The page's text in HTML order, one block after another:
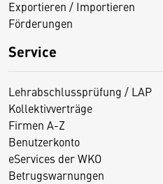
Exportieren / Importieren
Förderungen
Service
Lehrabschlussprüfung / LAP
Kollektivverträge
Firmen A-Z
Benutzerkonto
eServices der WKO
Betrugswarnungen